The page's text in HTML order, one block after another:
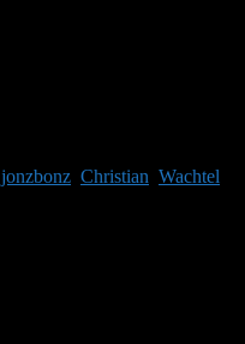
jonzbonz Christian Wachtel